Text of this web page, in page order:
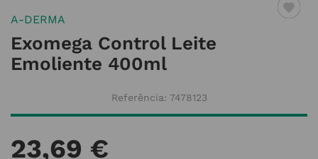
A-DERMA
Exomega Control Leite
Emoliente 400ml
Referência: 7478123
23,69 €